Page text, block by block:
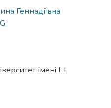
Геннадіївна
імені І. І.